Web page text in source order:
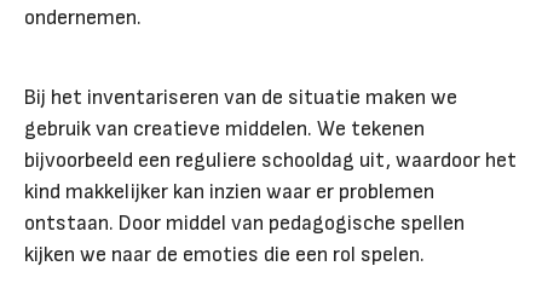
ondernemen.
Bij het inventariseren van de situatie maken we
gebruik van creatieve middelen. We tekenen
bijvoorbeeld een reguliere schooldag uit, waardoor het
kind makkelijker kan inzien waar er problemen
ontstaan. Door middel van pedagogische spellen
kijken we naar de emoties die een rol spelen.